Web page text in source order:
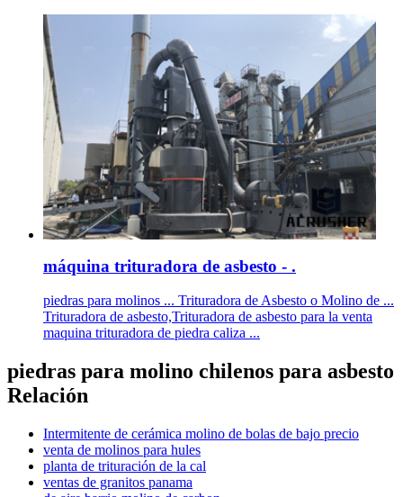
máquina trituradora de asbesto - .
piedras para molinos ... Trituradora de Asbesto o Molino de ...
Trituradora de asbesto,Trituradora de asbesto para la venta
maquina trituradora de piedra caliza ...
piedras para molino chilenos para asbesto
Relación
Intermitente de cerámica molino de bolas de bajo precio
venta de molinos para hules
planta de trituración de la cal
ventas de granitos panama